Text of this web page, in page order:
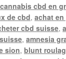
cbd en
de cbd,achat
cbd suisse,
,amnesia
sion,blunt